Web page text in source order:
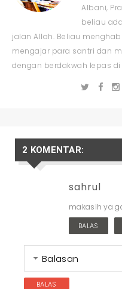
Albani,
beliau
jalan Allah. Beliau
mengajar para santri dan
dengan berdakwah lepas
2 KOMENTAR:
sahrul
makasih ya
BALAS
Balasan
BALAS